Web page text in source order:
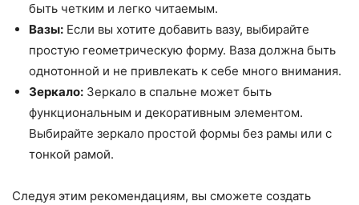
быть четким и легко читаемым.
Вазы: Если вы хотите добавить вазу, выбирайте
простую геометрическую форму. Ваза должна быть
однотонной и не привлекать к себе много внимания.
Зеркало: Зеркало в спальне может быть
функциональным и декоративным элементом.
Выбирайте зеркало простой формы без рамы или с
тонкой рамой.
Следуя этим рекомендациям, вы сможете создать